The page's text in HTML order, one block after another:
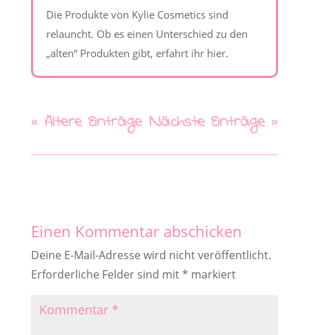
Die Produkte von Kylie Cosmetics sind
relauncht. Ob es einen Unterschied zu den
„alten“ Produkten gibt, erfahrt ihr hier.
« Ältere Einträge Nächste Einträge »
Einen Kommentar abschicken
Deine E-Mail-Adresse wird nicht veröffentlicht.
Erforderliche Felder sind mit* markiert